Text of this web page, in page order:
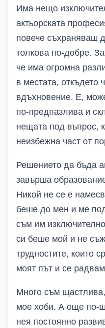
Има нещо
актьорската
повече съхраняваш
толкова по-добре.
че има огромна
в местата, откъдето
вдъхновение. Е,
по-предпазлива и
нещата под въпрос,
неизбежна част от
Решението да бъда
завърша
Никой не се е
беше до мен и ме
съм им
си беше мой и не
трудностите, които
моят път и се
Много съм
мое хоби. А още по-
нея постоянно